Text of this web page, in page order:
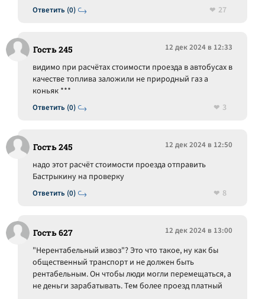
Ответить (0)
27
Гость 245 12 дек 2024 в 12:33
Ответить (0)
видимо при расчётах стоимости проезда в автобусах в
качестве топлива заложили не природный газ а
коньяк ***
3
Гость 245 12 дек 2024 в 12:50
Ответить (0)
надо этот расчёт стоимости проезда отправить
Бастрыкину на проверку
8
Гость 627 12 дек 2024 в 13:00
"Нерентабельный извоз"? Это что такое, ну как бы
общественный транспорт и не должен быть
рентабельным. Он чтобы люди могли перемещаться, а
не деньги зарабатывать. Тем более проезд платный